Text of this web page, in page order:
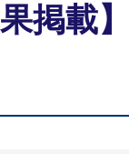
果掲載